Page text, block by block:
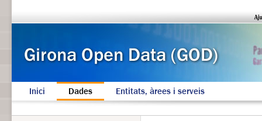
Inici Dades Entitats, àrees i serveis